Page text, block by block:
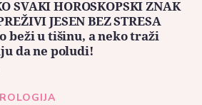
SVAKI HOROSKOPSKI ZNAK
JESEN BEZ STRESA
beži u tišinu, a neko traži
da ne poludi!